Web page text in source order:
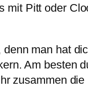
mit Pitt oder
man hat
Am besten
zusammen die